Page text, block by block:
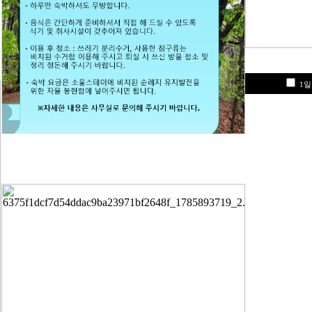
1
행사사진
역사 속 감곡성당
임 가밀로 신부 서한
순례지 성물